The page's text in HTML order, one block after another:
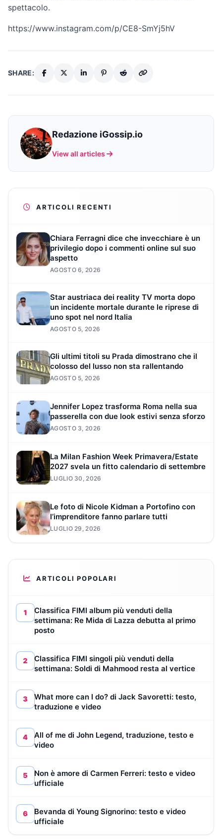
spettacolo.
https://www.instagram.com/p/CE8-SmYj5hV
SHARE:
Redazione iGossip.io
View all articles
ARTICOLI RECENTI
Chiara Ferragni dice che invecchiare è un
privilegio dopo i commenti online sul suo
aspetto
AGOSTO 6, 2026
Star austriaca dei reality TV morta dopo
un incidente mortale durante le riprese di
uno spot nel nord Italia
AGOSTO 5, 2026
Gli ultimi titoli su Prada dimostrano che il
colosso del lusso non sta rallentando
AGOSTO 5, 2026
Jennifer Lopez trasforma Roma nella sua
passerella con due look estivi senza sforzo
AGOSTO 3, 2026
La Milan Fashion Week Primavera/Estate
2027 svela un fitto calendario di settembre
LUGLIO 30, 2026
Le foto di Nicole Kidman a Portofino con
l’imprenditore fanno parlare tutti
LUGLIO 29, 2026
ARTICOLI POPOLARI
1
Classifica FIMI album più venduti della
settimana: Re Mida di Lazza debutta al primo
posto
2
Classifica FIMI singoli più venduti della
settimana: Soldi di Mahmood resta al vertice
3
What more can I do? di Jack Savoretti: testo,
traduzione e video
4
All of me di John Legend, traduzione, testo e
video
5
Non è amore di Carmen Ferreri: testo e video
ufficiale
6
Bevanda di Young Signorino: testo e video
ufficiale